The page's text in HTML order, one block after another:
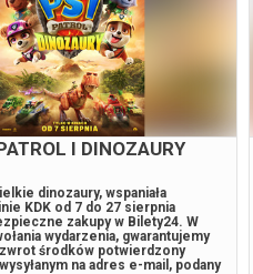
I DINOZAURY
dinozaury, wspaniała
KDK od 7 do 27 sierpnia
zakupy w Bilety24. W
wydarzenia, gwarantujemy
środków potwierdzony
na adres e-mail, podany